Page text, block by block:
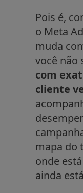
Pois é,
o Meta
muda
você não
com
cliente
mapa do
onde
ainda